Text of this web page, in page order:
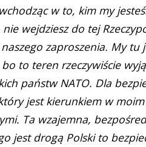
w to, kim my
wejdziesz do tej
zaproszenia. My
to teren rzeczywiście
państw NATO. Dla
jest kierunkiem w
Ta wzajemna,
jest drogą Polski to